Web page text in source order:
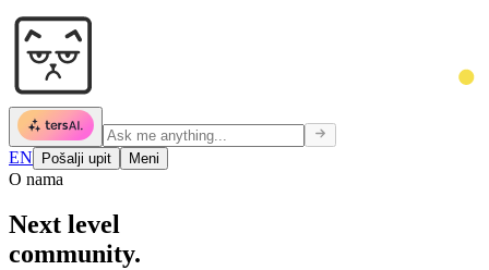
EN Pošalji upit Meni
O nama
Next level
community.